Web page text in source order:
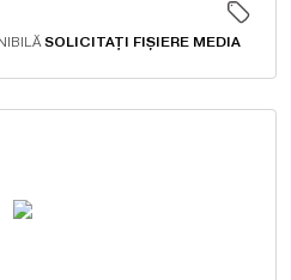
SOLICITAȚI FIȘIERE MEDIA